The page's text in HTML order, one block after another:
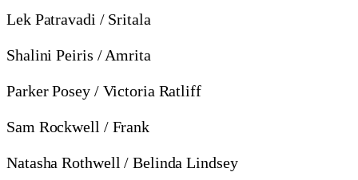
Lek Patravadi / Sritala
Shalini Peiris / Amrita
Parker Posey / Victoria Ratliff
Sam Rockwell / Frank
Natasha Rothwell / Belinda Lindsey